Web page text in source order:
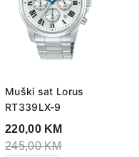
Muški sat Lorus
RT339LX-9
220,00 KM
245,00KM